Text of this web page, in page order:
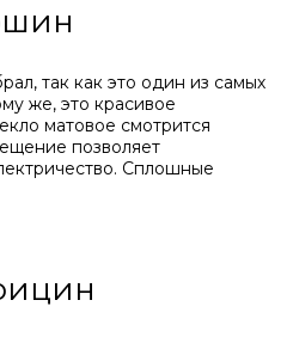
так как это один из самых
же, это красивое
матовое смотрится
позволяет
Сплошные